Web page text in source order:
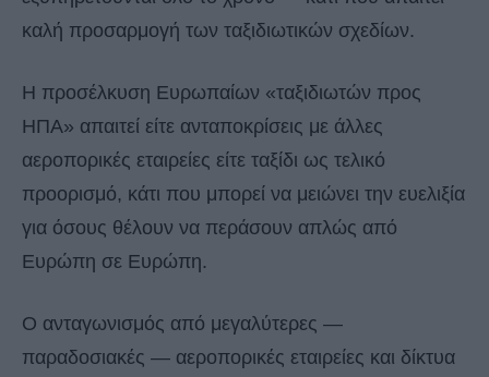
καλή προσαρμογή των ταξιδιωτικών σχεδίων.
Η προσέλκυση Ευρωπαίων «ταξιδιωτών προς
ΗΠΑ» απαιτεί είτε ανταποκρίσεις με άλλες
αεροπορικές εταιρείες είτε ταξίδι ως τελικό
προορισμό, κάτι που μπορεί να μειώνει την ευελιξία
για όσους θέλουν να περάσουν απλώς από
Ευρώπη σε Ευρώπη.
Ο ανταγωνισμός από μεγαλύτερες —
παραδοσιακές — αεροπορικές εταιρείες και δίκτυα